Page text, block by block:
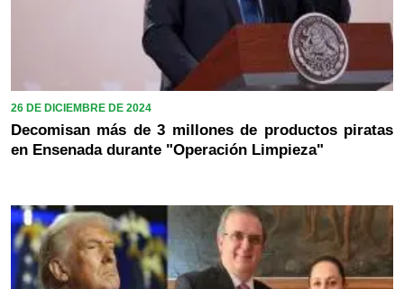
26 DE DICIEMBRE DE 2024
Decomisan más de 3 millones de productos piratas
en Ensenada durante "Operación Limpieza"